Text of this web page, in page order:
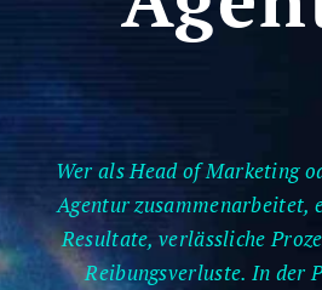
Wer als Head of Marketing
Agentur zusammenarbeitet,
Resultate, verlässliche
Reibungsverluste. In der